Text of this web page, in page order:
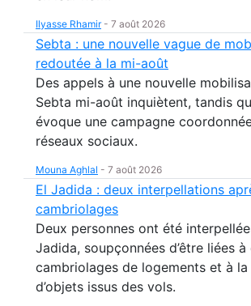
Ilyasse Rhamir- 7 août 2026
Sebta : une nouvelle vague de
redoutée à la mi-août
Des appels à une nouvelle
Sebta mi-août inquiètent, tandis
évoque une campagne
réseaux sociaux.
Mouna Aghlal - 7 août 2026
El Jadida : deux interpellations
cambriolages
Deux personnes ont été
Jadida, soupçonnées d’être liées à
cambriolages de logements et à
d’objets issus des vols.